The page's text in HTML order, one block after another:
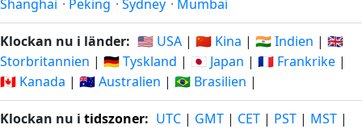
Shanghai · Peking · Sydney · Mumbai
Klockan nu i länder: 🇺🇸 USA | 🇨🇳 Kina | 🇮🇳 Indien | 🇬🇧
Storbritannien | 🇩🇪 Tyskland | 🇯🇵 Japan | 🇫🇷 Frankrike |
🇨🇦 Kanada | 🇦🇺 Australien | 🇧🇷 Brasilien |
Klockan nu i tidszoner: UTC | GMT | CET | PST | MST |